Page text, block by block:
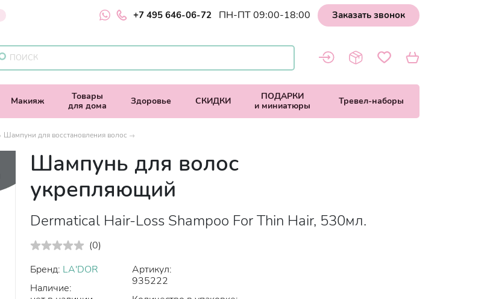
+7 495 646-06-72 ПН-ПТ 09:00-18:00 Заказать звонок
Макияж
Товары
для дома
Здоровье СКИДКИ
ПОДАРКИ
и миниатюры
Тревел-наборы
Шампуни для восстановления волос
Шампунь для волос
укрепляющий
Dermatical Hair-Loss Shampoo For Thin Hair, 530мл.
(0)
Бренд: LA'DOR
Наличие:
Артикул:
935222